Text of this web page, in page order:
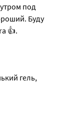
под
Буду
👍.
гель,